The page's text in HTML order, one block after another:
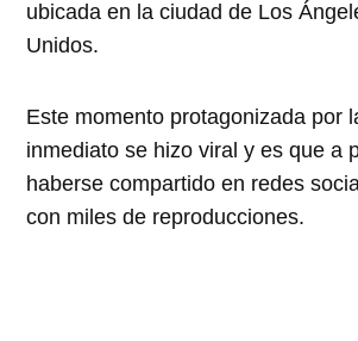
ubicada en la ciudad de Los
Unidos.
Este momento protagonizada por
inmediato se hizo viral y es que a
haberse compartido en redes
con miles de reproducciones.